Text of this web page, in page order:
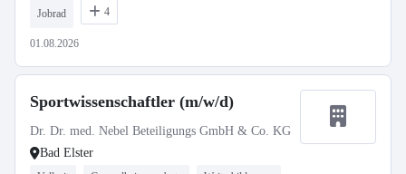
Jobrad 4
01.08.2026
Sportwissenschaftler (m/w/d)
Dr. Dr. med. Nebel Beteiligungs GmbH & Co. KG
Bad Elster